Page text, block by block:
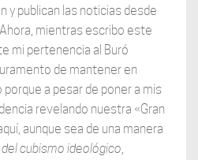
y publican las noticias desde
mientras escribo este
mi pertenencia al Buró
de mantener en
a pesar de poner a mis
revelando nuestra «Gran
aunque sea de una manera
cubismo ideológico,